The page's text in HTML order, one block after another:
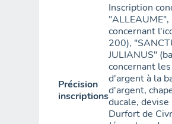
Précision
inscriptions
Inscription
concernant
200),
JULIANUS"
concernant
d'argent à la
d'argent,
ducale,
Durfort de